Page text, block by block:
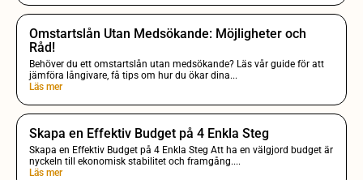
Omstartslån Utan Medsökande: Möjligheter och
Råd!
Behöver du ett omstartslån utan medsökande? Läs vår guide för att
jämföra långivare, få tips om hur du ökar dina...
Läs mer
Skapa en Effektiv Budget på 4 Enkla Steg
Skapa en Effektiv Budget på 4 Enkla Steg Att ha en välgjord budget är
nyckeln till ekonomisk stabilitet och framgång....
Läs mer